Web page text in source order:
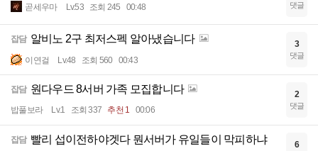
곧세우마 Lv.53 조회 245 00:48 댓글
잡담 알비노 2구 최저스펙 알아냈습니다
이연걸 Lv.48 조회 560 00:43
3
댓글
잡담 원다우드 8서버 가족 모집합니다
밥풀보라 Lv.1 조회 337 추천 1 00:06
2
댓글
잡담 빨리 섭이전하야겟다 뭔서버가 유일들이 막피하냐 6